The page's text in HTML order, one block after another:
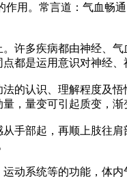
用。常言道：气血畅
许多疾病都由神经、
都是运用意识对神经、
的认识、理解程度及
，量变可引起质变，渐
手部起，再顺上肢往
动系统等的功能，体